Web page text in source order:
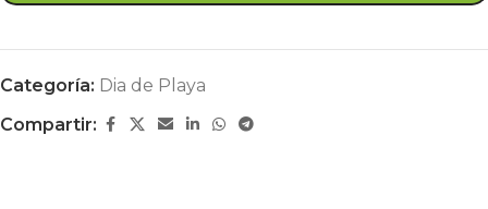
Categoría: Dia de Playa
Compartir: